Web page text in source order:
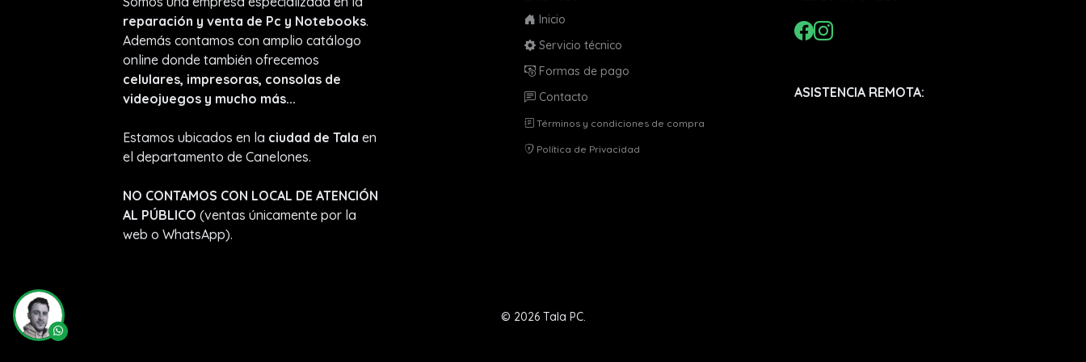
reparación y venta de Pc y Notebooks.
Además contamos con amplio catálogo
online donde también ofrecemos
celulares, impresoras, consolas de
videojuegos y mucho más...
Estamos ubicados en la ciudad de Tala en
el departamento de Canelones.
NO CONTAMOS CON LOCAL DE ATENCIÓN
AL PÚBLICO (ventas únicamente por la
web o WhatsApp).
Inicio
Servicio técnico
Formas de pago
Contacto
Términos y condiciones de compra
Política de Privacidad
ASISTENCIA REMOTA:
© 2026 Tala PC.